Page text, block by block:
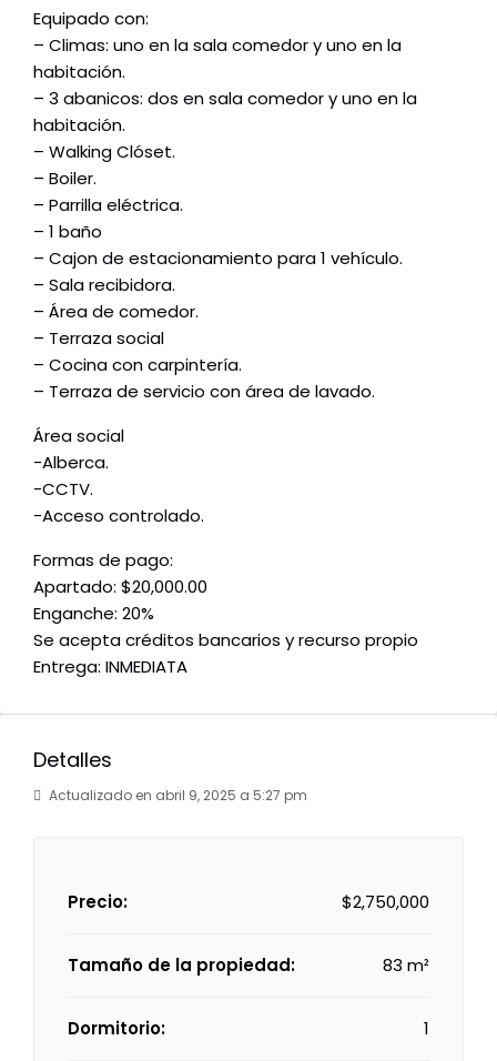
Equipado con:
– Climas: uno en la sala comedor y uno en la
habitación.
– 3 abanicos: dos en sala comedor y uno en la
habitación.
– Walking Clóset.
– Boiler.
– Parrilla eléctrica.
– 1 baño
– Cajon de estacionamiento para 1 vehículo.
– Sala recibidora.
– Área de comedor.
– Terraza social
– Cocina con carpintería.
– Terraza de servicio con área de lavado.
Área social
-Alberca.
-CCTV.
-Acceso controlado.
Formas de pago:
Apartado: $20,000.00
Enganche: 20%
Se acepta créditos bancarios y recurso propio
Entrega: INMEDIATA
Detalles
Actualizado en abril 9, 2025 a 5:27 pm
Precio: $2,750,000
Tamaño de la propiedad: 83 m²
Dormitorio: 1